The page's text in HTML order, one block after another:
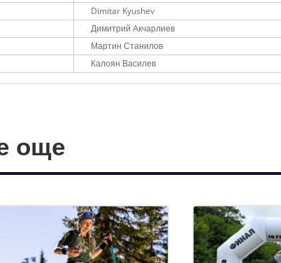
Dimitar Kyushev
Димитрий Акчарлиев
Мартин Станилов
Калоян Василев
още